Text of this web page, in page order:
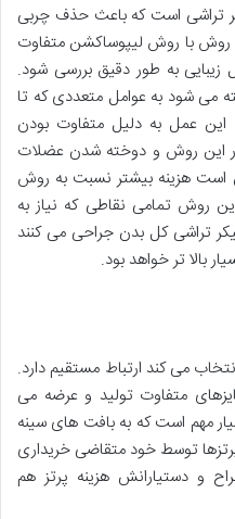
تراشی است که باعث حذف چربی
با روش لیپوساکشن متفاوت
به طور دقیق بررسی شود.
می شود به عوامل متعددی که تا
این عمل به دلیل متفاوت بودن
این روش و دوخته شدن عضلات
است هزینه بیشتر نسبت به روش
روش تمامی نقاطی که نیاز به
تراشی کل بدن جراحی می کنند
بالا تر خواهد بود.
می کند ارتباط مستقیم دارد.
متفاوت تولید و عرضه می
مهم است که به بافت های سینه
پرتزها توسط خود متقاضی خریداری
و دستیارانش هزینه پرتز هم